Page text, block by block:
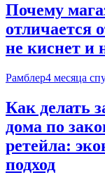
Почему
отличается
не киснет и
Рамблер4 месяца
Как делать
дома по
ретейла:
подход